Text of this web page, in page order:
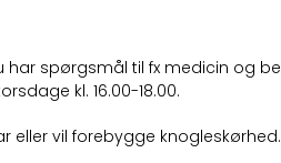
spørgsmål til fx medicin og
kl. 16.00-18.00.
eller vil forebygge